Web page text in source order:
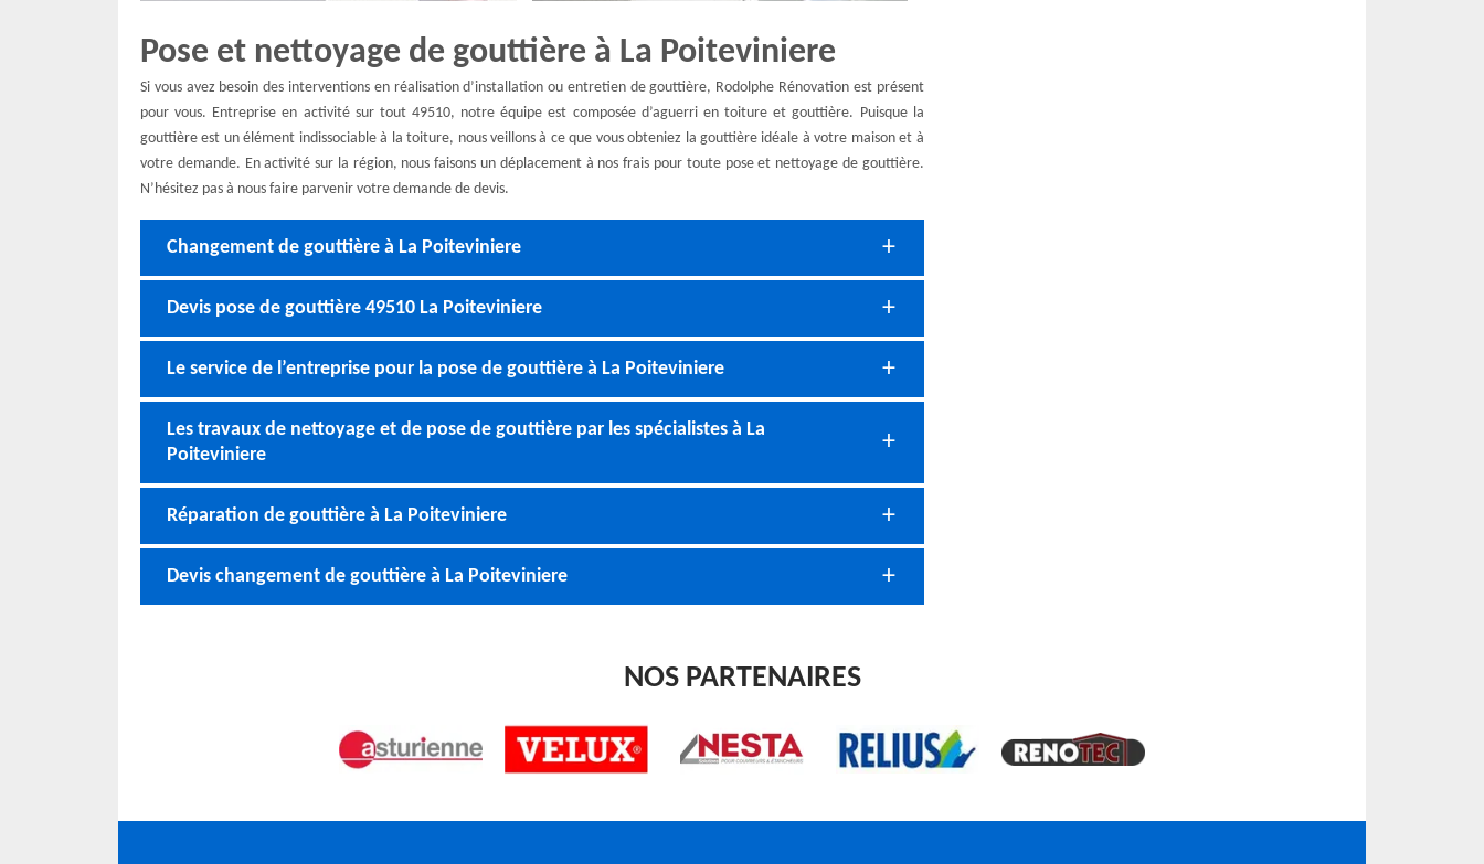
Pose et nettoyage de gouttière à La Poiteviniere
Si vous avez besoin des interventions en réalisation d’installation ou entretien de gouttière, Rodolphe Rénovation est présent
pour vous. Entreprise en activité sur tout 49510, notre équipe est composée d’aguerri en toiture et gouttière. Puisque la
gouttière est un élément indissociable à la toiture, nous veillons à ce que vous obteniez la gouttière idéale à votre maison et à
votre demande. En activité sur la région, nous faisons un déplacement à nos frais pour toute pose et nettoyage de gouttière.
N’hésitez pas à nous faire parvenir votre demande de devis.
Changement de gouttière à La Poiteviniere
Devis pose de gouttière 49510 La Poiteviniere
Le service de l’entreprise pour la pose de gouttière à La Poiteviniere
Les travaux de nettoyage et de pose de gouttière par les spécialistes à La
Poiteviniere
Réparation de gouttière à La Poiteviniere
Devis changement de gouttière à La Poiteviniere
NOS PARTENAIRES